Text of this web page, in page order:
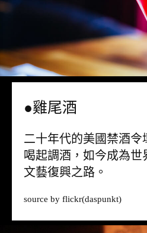
●雞尾酒
二十年代的美國禁酒令
喝起調酒，如今成為世
文藝復興之路。
source by flickr(daspunkt)